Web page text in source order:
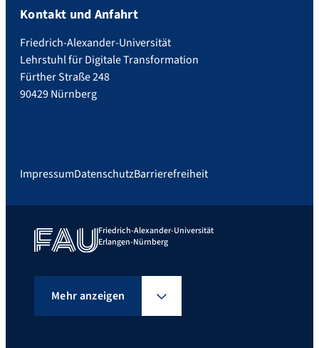
Kontakt und Anfahrt
Friedrich-Alexander-Universität
Lehrstuhl für Digitale Transformation
Fürther Straße 248
90429 Nürnberg
ImpressumDatenschutzBarrierefreiheit
Friedrich-Alexander-Universität
Erlangen-Nürnberg
Mehr anzeigen